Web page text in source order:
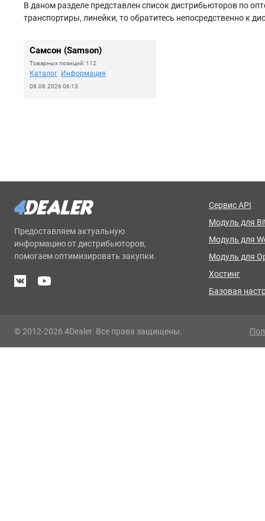
В даном разделе представлен список дистрибьюторов по
транспортиры, линейки, то обратитесь непосредственно к
Самсон (Samson)
Товарных позиций: 112
Каталог Информация
08.08.2026 06:13
Предоставляем актуальную
информацию от дистрибьюторов,
помогаем оптимизировать закупки.
Сервис API
Модуль для
Модуль для
Модуль для
Хостинг
Базовая
© 2012-2026 4Dealer. Все права защищены.